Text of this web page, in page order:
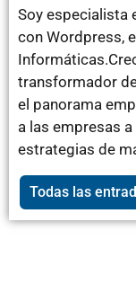
Soy especialista
con Wordpress,
transformador
el panorama
a las empresas
estrategias de
Todas las